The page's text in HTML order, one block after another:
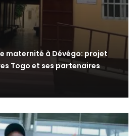
maternité à Dévégo: projet
Togo et ses partenaires